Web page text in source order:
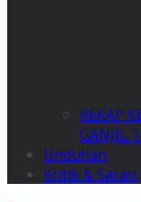
REKAP
GANJIL
Unduhan
Kritik & Saran